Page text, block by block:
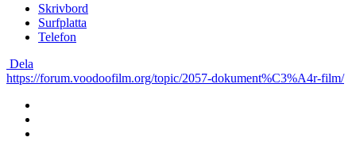
Skrivbord
Surfplatta
Telefon
Dela
https://forum.voodoofilm.org/topic/2057-dokument%C3%A4r-film/